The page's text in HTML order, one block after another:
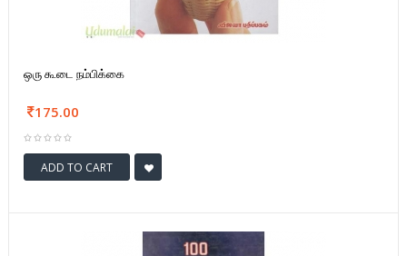
ஒரு கூடை நம்பிக்கை
175.00
ADD TO CART